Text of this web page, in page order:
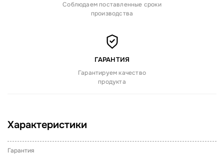
Соблюдаем поставленные сроки
производства
ГАРАНТИЯ
Гарантируем качество
продукта
Характеристики
Гарантия